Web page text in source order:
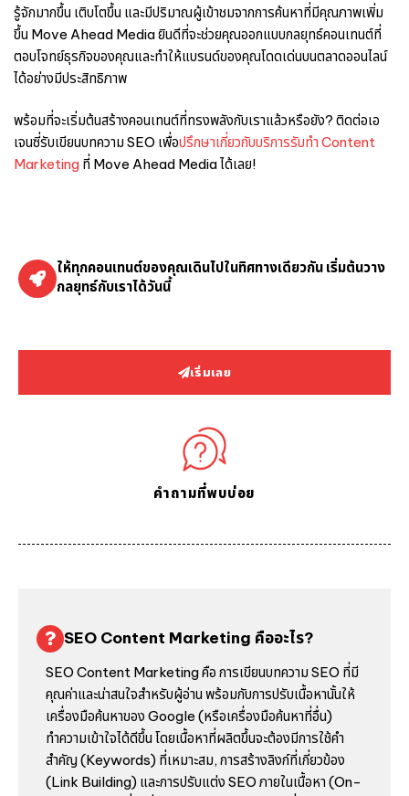
รู้จักมากขึ้น เติบโตขึ้น และมีปริมาณผู้เข้าชมจากการค้นหาที่มีคุณภาพเพิ่ม
ขึ้น Move Ahead Media ยินดีที่จะช่วยคุณออกแบบกลยุทธ์คอนเทนต์ที่
ตอบโจทย์ธุรกิจของคุณและทำให้แบรนด์ของคุณโดดเด่นบนตลาดออนไลน์
ได้อย่างมีประสิทธิภาพ
พร้อมที่จะเริ่มต้นสร้างคอนเทนต์ที่ทรงพลังกับเราแล้วหรือยัง? ติดต่อเอ
เจนซี่รับเขียนบทความ SEO เพื่อปรึกษาเกี่ยวกับบริการรับทำ Content
Marketing ที่ Move Ahead Media ได้เลย!
ให้ทุกคอนเทนต์ของคุณเดินไปในทิศทางเดียวกัน เริ่มต้นวาง
กลยุทธ์กับเราได้วันนี้
เริ่มเลย
คำถามที่พบบ่อย
SEO Content Marketing คืออะไร?
SEO Content Marketing คือ การเขียนบทความ SEO ที่มี
คุณค่าและน่าสนใจสำหรับผู้อ่าน พร้อมกับการปรับเนื้อหานั้นให้
เครื่องมือค้นหาของ Google (หรือเครื่องมือค้นหาที่อื่น)
ทำความเข้าใจได้ดีขึ้น โดยเนื้อหาที่ผลิตขึ้นจะต้องมีการใช้คำ
สำคัญ (Keywords) ที่เหมาะสม, การสร้างลิงก์ที่เกี่ยวข้อง
(Link Building) และการปรับแต่ง SEO ภายในเนื้อหา (On-